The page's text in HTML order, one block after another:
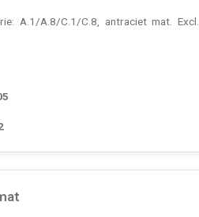
A.1/A.8/C.1/C.8, antraciet mat. Excl.